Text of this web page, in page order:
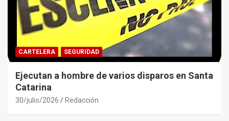
CARTELERA SEGURIDAD
Ejecutan a hombre de varios disparos en Santa
Catarina
30/julio/2026 Redacción